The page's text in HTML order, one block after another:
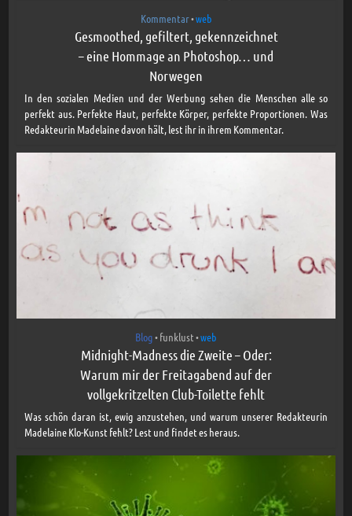
Kommentar•web
Gesmoothed, gefiltert, gekennzeichnet
– eine Hommage an Photoshop… und
Norwegen
In den sozialen Medien und der Werbung sehen die Menschen alle so
perfekt aus. Perfekte Haut, perfekte Körper, perfekte Proportionen. Was
Redakteurin Madelaine davon hält, lest ihr in ihrem Kommentar.
Blog•funklust•web
Midnight-Madness die Zweite – Oder:
Warum mir der Freitagabend auf der
vollgekritzelten Club-Toilette fehlt
Was schön daran ist, ewig anzustehen, und warum unserer Redakteurin
Madelaine Klo-Kunst fehlt? Lest und findet es heraus.